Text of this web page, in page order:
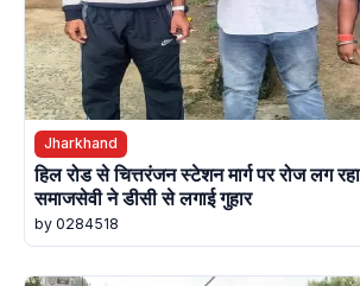
Jharkhand
हिल रोड से चित्तरंजन स्टेशन मार्ग पर रोज लग
समाजसेवी ने डीसी से लगाई गुहार
by 0284518